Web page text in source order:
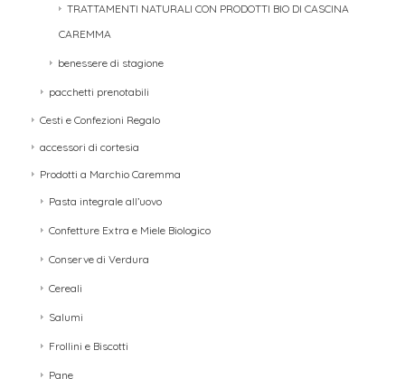
TRATTAMENTI NATURALI CON PRODOTTI BIO DI CASCINA
CAREMMA
benessere di stagione
pacchetti prenotabili
Cesti e Confezioni Regalo
accessori di cortesia
Prodotti a Marchio Caremma
Pasta integrale all’uovo
Confetture Extra e Miele Biologico
Conserve di Verdura
Cereali
Salumi
Frollini e Biscotti
Pane